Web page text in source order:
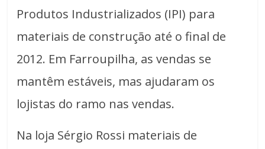
Produtos Industrializados (IPI) para
materiais de construção até o final de
2012. Em Farroupilha, as vendas se
mantêm estáveis, mas ajudaram os
lojistas do ramo nas vendas.
Na loja Sérgio Rossi materiais de